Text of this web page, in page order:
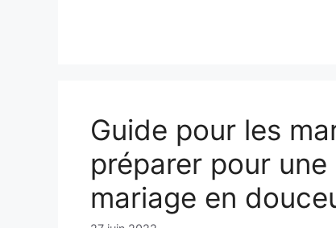
Guide pour les
préparer pour
mariage en